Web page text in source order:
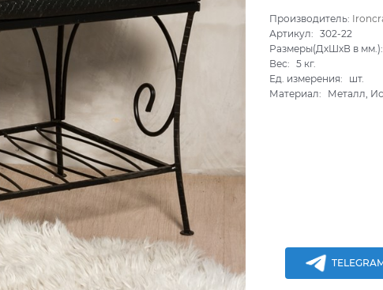
Производитель:
Артикул:
302-22
Размеры(ДхШхВ в мм.):
Вес:
5 кг.
Ед. измерения:
шт.
Материал:
Металл,